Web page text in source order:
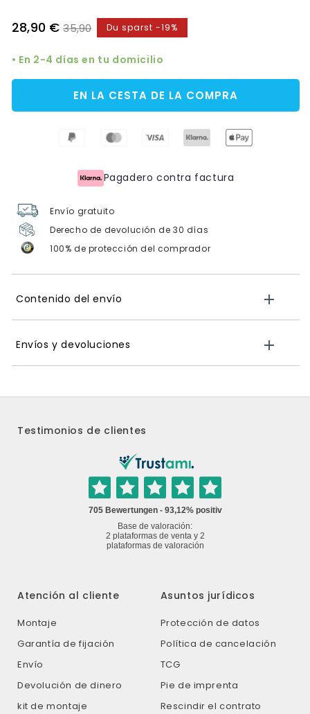
Verkaufspreis
28,90 € Normaler
35,90 Du sparst -19%
• En 2-4 días en tu domicilio
EN LA CESTA DE LA COMPRA
Pagadero contra factura
Envío gratuito
Derecho de devolución de 30 días
100% de protección del comprador
Contenido del envío
Envíos y devoluciones
Testimonios de clientes
Atención al cliente
Montaje
Garantía de fijación
Envío
Devolución de dinero
kit de montaje
Asuntos jurídicos
Protección de datos
Política de cancelación
TCG
Pie de imprenta
Rescindir el contrato